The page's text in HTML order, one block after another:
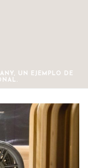
UN EJEMPLO DE